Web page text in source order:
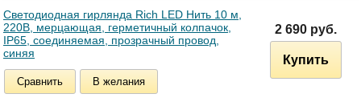
Светодиодная гирлянда Rich LED Нить 10 м,
220В, мерцающая, герметичный колпачок,
IP65, соединяемая, прозрачный провод,
синяя
Сравнить В желания
2 690 руб.
Купить